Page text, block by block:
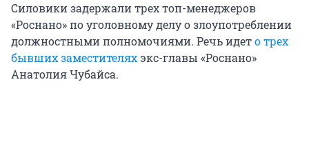
Силовики задержали трех топ-менеджеров
«Роснано» по уголовному делу о злоупотреблении
должностными полномочиями. Речь идето трех
бывших заместителяхэкс-главы «Роснано»
Анатолия Чубайса.